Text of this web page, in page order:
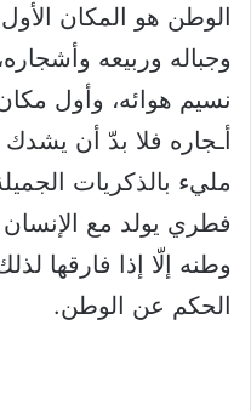
الوطن هو المكان
وجباله وربيعه
نسيم هوائه، وأول
أـجاره فلا بدّ أن
مليء بالذكريات
فطري يولد مع
وطنه إلّا إذا فارقها
الحكم عن الوطن.